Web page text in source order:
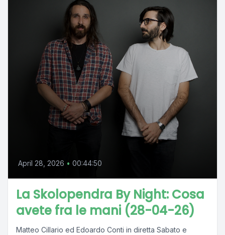
April 28, 2026 • 00:44:50
La Skolopendra By Night: Cosa
avete fra le mani (28-04-26)
Matteo Cillario ed Edoardo Conti in diretta Sabato e